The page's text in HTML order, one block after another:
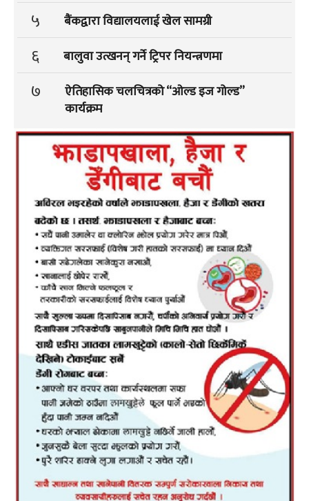
५ बैंकद्वारा विद्यालयलाई खेल सामग्री
६ बालुवा उत्खनन् गर्ने ट्रिपर नियन्त्रणमा
७
ऐतिहासिक चलचित्रको “ओल्ड इज गोल्ड”
कार्यक्रम